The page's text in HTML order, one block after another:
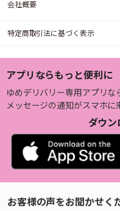
会社概要
特定商取引法に基づく表示
アプリならもっと便利に
ゆめデリバリー専用アプリな
メッセージの通知がスマホに
ダウン
お客様の声をお聞かせく